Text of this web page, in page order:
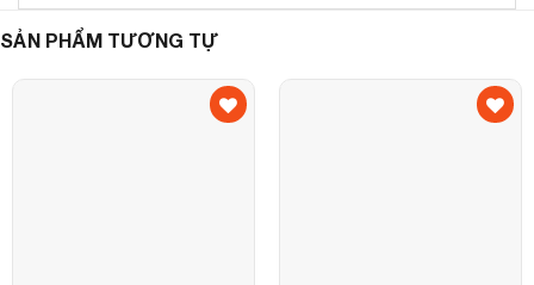
SẢN PHẨM TƯƠNG TỰ